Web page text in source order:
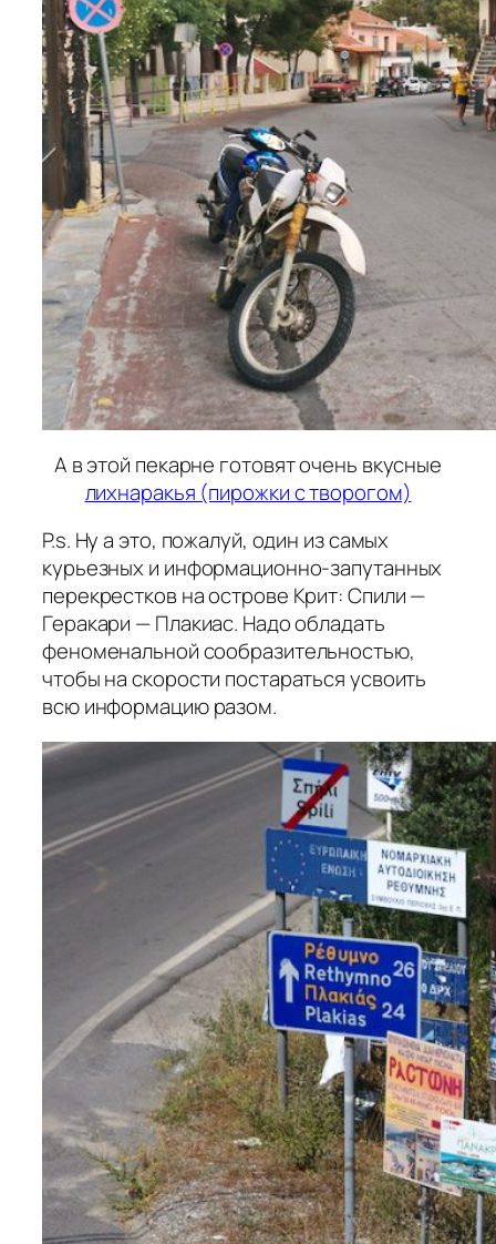
А в этой пекарне готовят очень вкусные
лихнаракья (пирожки с творогом)
P.s. Ну а это, пожалуй, один из самых
курьезных и информационно-запутанных
перекрестков на острове Крит: Спили —
Геракари — Плакиас. Надо обладать
феноменальной сообразительностью,
чтобы на скорости постараться усвоить
всю информацию разом.